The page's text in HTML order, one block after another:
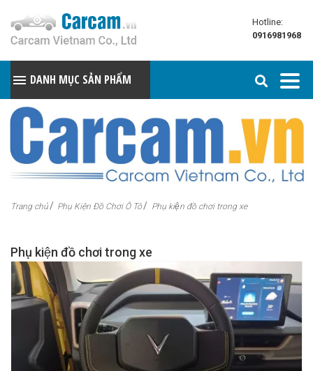
Hotline:
0916981968
DANH MỤC SẢN PHẨM
Trang chủ Phụ Kiện Đồ Chơi Ô Tô Phụ kiện đồ chơi trong xe
Phụ kiện đồ chơi trong xe